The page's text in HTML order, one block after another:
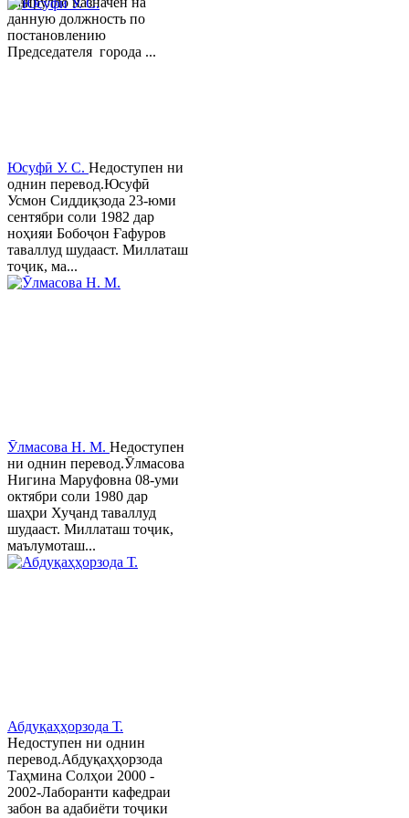
данную должность по
постановлению
Председателя города ...
Юсуфӣ У. C. Недоступен ни
однин перевод.Юсуфӣ
Усмон Сиддиқзода 23-юми
сентябри соли 1982 дар
ноҳияи Бобоҷон Ғафуров
таваллуд шудааст. Миллаташ
тоҷик, ма...
Ӯлмасова Н. М. Недоступен
ни однин перевод.Ӯлмасова
Нигина Маруфовна 08-уми
октябри соли 1980 дар
шаҳри Хуҷанд таваллуд
шудааст. Миллаташ тоҷик,
маълумоташ...
Абдуқаҳҳорзода Т.
Недоступен ни однин
перевод.Абдуқаҳҳорзода
Таҳмина Солҳои 2000 -
2002-Лаборанти кафедраи
забон ва адабиёти тоҷики